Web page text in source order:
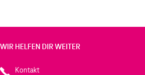
WIR HELFEN DIR WEITER
Kontakt